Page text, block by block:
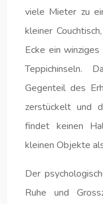
viele Mieter zu
kleiner
Ecke ein
Teppichinseln.
Gegenteil des
zerstückelt und
findet keinen
kleinen Objekte
Der
Ruhe und